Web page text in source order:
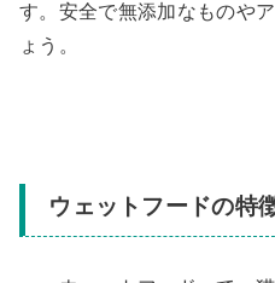
す。安全で無添加なものや
ょう。
ウェットフードの特